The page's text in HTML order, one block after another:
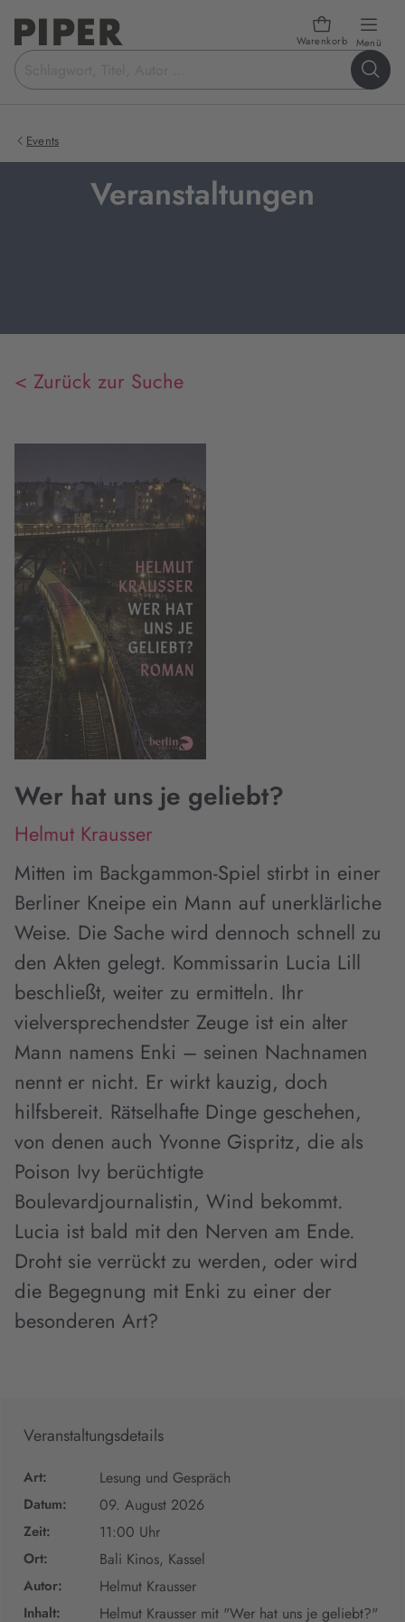
Warenkorb Menü
Suchbegriff
eingeben
Events
Veranstaltungen
< Zurück zur Suche
Wer hat uns je geliebt?
Helmut Krausser
Mitten im Backgammon-Spiel stirbt in einer
Berliner Kneipe ein Mann auf unerklärliche
Weise. Die Sache wird dennoch schnell zu
den Akten gelegt. Kommissarin Lucia Lill
beschließt, weiter zu ermitteln. Ihr
vielversprechendster Zeuge ist ein alter
Mann namens Enki – seinen Nachnamen
nennt er nicht. Er wirkt kauzig, doch
hilfsbereit. Rätselhafte Dinge geschehen,
von denen auch Yvonne Gispritz, die als
Poison Ivy berüchtigte
Boulevardjournalistin, Wind bekommt.
Lucia ist bald mit den Nerven am Ende.
Droht sie verrückt zu werden, oder wird
die Begegnung mit Enki zu einer der
besonderen Art?
Veranstaltungsdetails
Art: Lesung und Gespräch
Datum: 09. August 2026
Zeit: 11:00 Uhr
Ort: Bali Kinos, Kassel
Autor: Helmut Krausser
Inhalt: Helmut Krausser mit "Wer hat uns je geliebt?"